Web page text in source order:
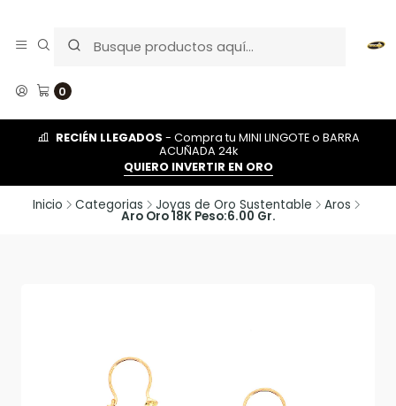
0
RECIÉN LLEGADOS - Compra tu MINI LINGOTE o BARRA
ACUÑADA 24k
QUIERO INVERTIR EN ORO
Inicio Categorias Joyas de Oro Sustentable Aros
Aro Oro 18K Peso:6.00 Gr.